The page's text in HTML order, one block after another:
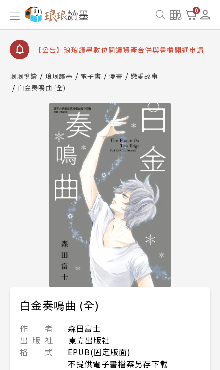
0
【公告】琅琅書店服務升級重要說明及資產合併結果
查詢
【公告】因 Readmoo 讀墨系統維護中，本站同步暫
【公告】琅琅讀墨數位閱讀資產合併與書櫃開通申請
【公告】琅琅讀墨 3 分鐘完成書櫃開通與資產合併申
請圖文教學
【公告】琅琅書店服務升級重要說明及資產合併結果
【公告】因 Readmoo 讀墨系統維護中，本站同步暫
停部分閱讀服務
琅琅悅讀 琅琅讀墨 電子書 漫畫
戀愛故事
白金奏鳴曲 (全)
白金奏鳴曲 (全)
作 者
森田富士
出 版 社
東立出版社
格 式
EPUB(固定版面)
不提供電子書檔案另存下載